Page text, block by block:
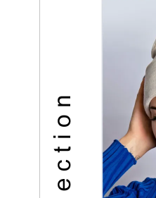
Новости